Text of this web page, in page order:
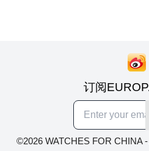
订阅
©2026 WATCHES FOR CHINA